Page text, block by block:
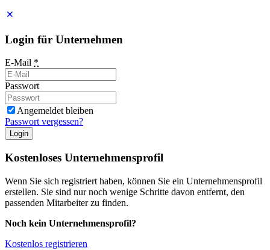
Login für Unternehmen
E-Mail *
Passwort
Angemeldet bleiben
Passwort vergessen?
Login
Kostenloses Unternehmensprofil
Wenn Sie sich registriert haben, können Sie ein Unternehmensprofil
erstellen. Sie sind nur noch wenige Schritte davon entfernt, den
passenden Mitarbeiter zu finden.
Noch kein Unternehmensprofil?
Kostenlos registrieren